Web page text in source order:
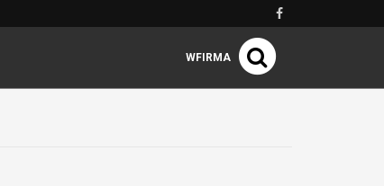
WFIRMA